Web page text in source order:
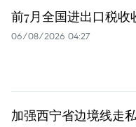
前7月全国进出口税收
06/08/2026 04:27
加强西宁省边境线走